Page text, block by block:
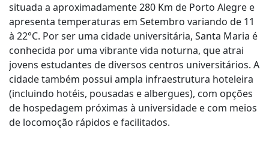
situada a aproximadamente 280 Km de Porto Alegre e
apresenta temperaturas em Setembro variando de 11
à 22°C. Por ser uma cidade universitária, Santa Maria é
conhecida por uma vibrante vida noturna, que atrai
jovens estudantes de diversos centros universitários. A
cidade também possui ampla infraestrutura hoteleira
(incluindo hotéis, pousadas e albergues), com opções
de hospedagem próximas à universidade e com meios
de locomoção rápidos e facilitados.